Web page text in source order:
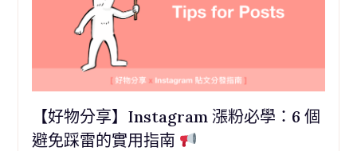
【好物分享】Instagram 漲粉必學：6 個
避免踩雷的實用指南